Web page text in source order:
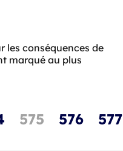
les conséquences de
marqué au plus
575 576 577